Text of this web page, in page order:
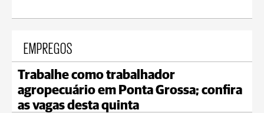
EMPREGOS
Trabalhe como trabalhador
agropecuário em Ponta Grossa; confira
as vagas desta quinta